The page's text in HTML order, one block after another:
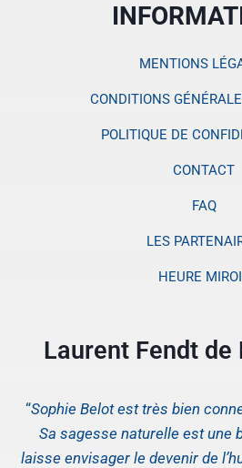
MENTIONS
CONDITIONS
POLITIQUE DE
CONTACT
FAQ
LES
HEURE
Laurent Fendt de
“Sophie Belot est très bien
Sa sagesse naturelle est une
laisse envisager le devenir de